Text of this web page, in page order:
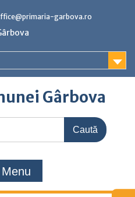
garbova.ro
Gârbova
Menu